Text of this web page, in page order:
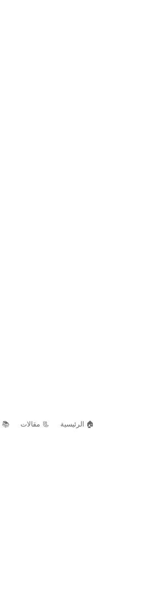
🏠 الرئيسية 📃 مقالات 📚